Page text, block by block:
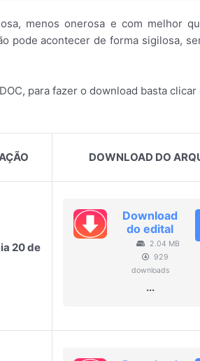
menos onerosa e com melhor
pode acontecer de forma sigilosa,
para fazer o download basta
DOWNLOAD DO
20 de
Download
do edital
2.04 MB
929
downloads
...